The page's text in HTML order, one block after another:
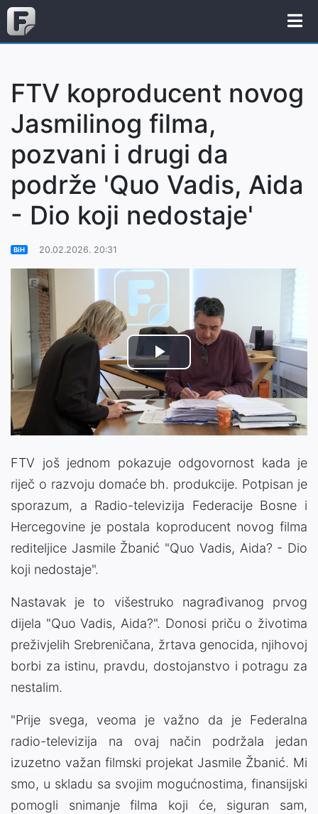
FTV koproducent novog
Jasmilinog filma,
pozvani i drugi da
podrže 'Quo Vadis, Aida
- Dio koji nedostaje'
BiH 20.02.2026. 20:31
Play
Video
FTV još jednom pokazuje odgovornost kada je
riječ o razvoju domaće bh. produkcije. Potpisan je
sporazum, a Radio-televizija Federacije Bosne i
Hercegovine je postala koproducent novog filma
rediteljice Jasmile Žbanić "Quo Vadis, Aida? - Dio
koji nedostaje".
Nastavak je to višestruko nagrađivanog prvog
dijela "Quo Vadis, Aida?". Donosi priču o životima
preživjelih Srebreničana, žrtava genocida, njihovoj
borbi za istinu, pravdu, dostojanstvo i potragu za
nestalim.
"Prije svega, veoma je važno da je Federalna
radio-televizija na ovaj način podržala jedan
izuzetno važan filmski projekat Jasmile Žbanić. Mi
smo, u skladu sa svojim mogućnostima, finansijski
pomogli snimanje filma koji će, siguran sam,